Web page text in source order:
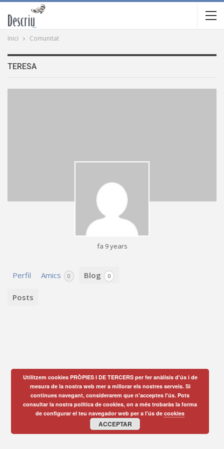
Inici Comunitat
TERESA
fa 9 years
Perfil Amics 0 Blog 0
Posts
Utilitzem cookies PRÒPIES I DE TERCERS per fer anàlisis d'ús i de
mesura de la nostra web mer a millorar els nostres serveis. Si
continues navegant, considerarem que n'acceptes l'ús. Pots
consultar la nostra política de cookies, on a més trobaràs la forma
de configurar el teu navegador web per a l'ús decookies
ACCEPTAR